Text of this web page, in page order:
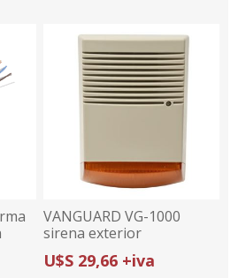
VANGUARD VG-1000
sirena exterior
policarbonato amarilla
U$S 29,66 +iva